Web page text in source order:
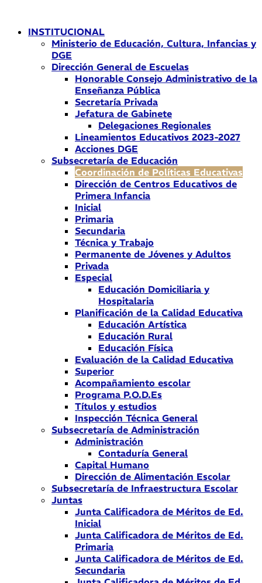
contenidoINSTITUCIONAL
Ministerio de Educación, Cultura, Infancias y
DGE
Dirección General de Escuelas
Honorable Consejo Administrativo de la
Enseñanza Pública
Secretaría Privada
Jefatura de Gabinete
Delegaciones Regionales
Lineamientos Educativos 2023-2027
Acciones DGE
Subsecretaría de Educación
Coordinación de Políticas Educativas
Dirección de Centros Educativos de
Primera Infancia
Inicial
Primaria
Secundaria
Técnica y Trabajo
Permanente de Jóvenes y Adultos
Privada
Especial
Educación Domiciliaria y
Hospitalaria
Planificación de la Calidad Educativa
Educación Artística
Educación Rural
Educación Física
Evaluación de la Calidad Educativa
Superior
Acompañamiento escolar
Programa P.O.D.Es
Títulos y estudios
Inspección Técnica General
Subsecretaría de Administración
Administración
Contaduría General
Capital Humano
Dirección de Alimentación Escolar
Subsecretaría de Infraestructura Escolar
Juntas
Junta Calificadora de Méritos de Ed.
Inicial
Junta Calificadora de Méritos de Ed.
Primaria
Junta Calificadora de Méritos de Ed.
Secundaria